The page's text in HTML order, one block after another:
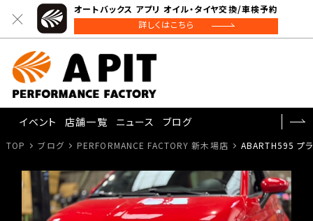
オートバックス アプリ オイル・タイヤ交換/車検予約
詳しくはこちら
イベント 店舗一覧 ニュース ブログ
TOP ブログ PERFORMANCE FACTORY 新木場店 ABARTH595 プラ